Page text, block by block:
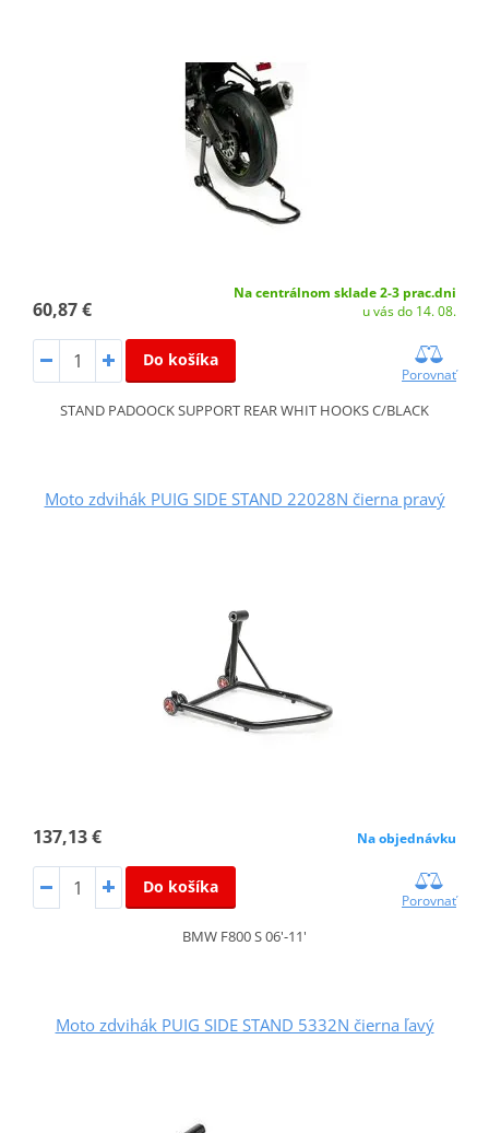
60,87 €
Na centrálnom sklade 2-3 prac.dni
u vás do 14. 08.
Do košíka
Porovnať
STAND PADOOCK SUPPORT REAR WHIT HOOKS C/BLACK
Moto zdvihák PUIG SIDE STAND 22028N čierna pravý
137,13 € Na objednávku
Do košíka
Porovnať
BMW F800 S 06'-11'
Moto zdvihák PUIG SIDE STAND 5332N čierna ľavý